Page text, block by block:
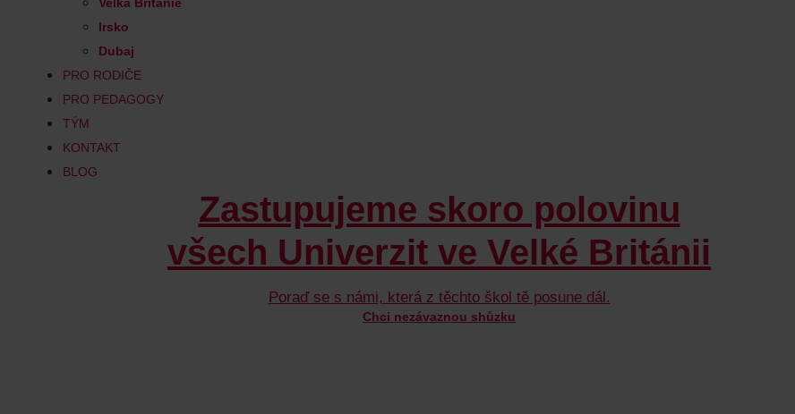
Irsko
Dubaj
PRO RODIČE
PRO PEDAGOGY
TÝM
KONTAKT
BLOG
Zastupujeme skoro polovinu
všech Univerzit ve Velké Británii
Poraď se s námi, která z těchto škol tě posune dál.
Chci nezávaznou shůzku